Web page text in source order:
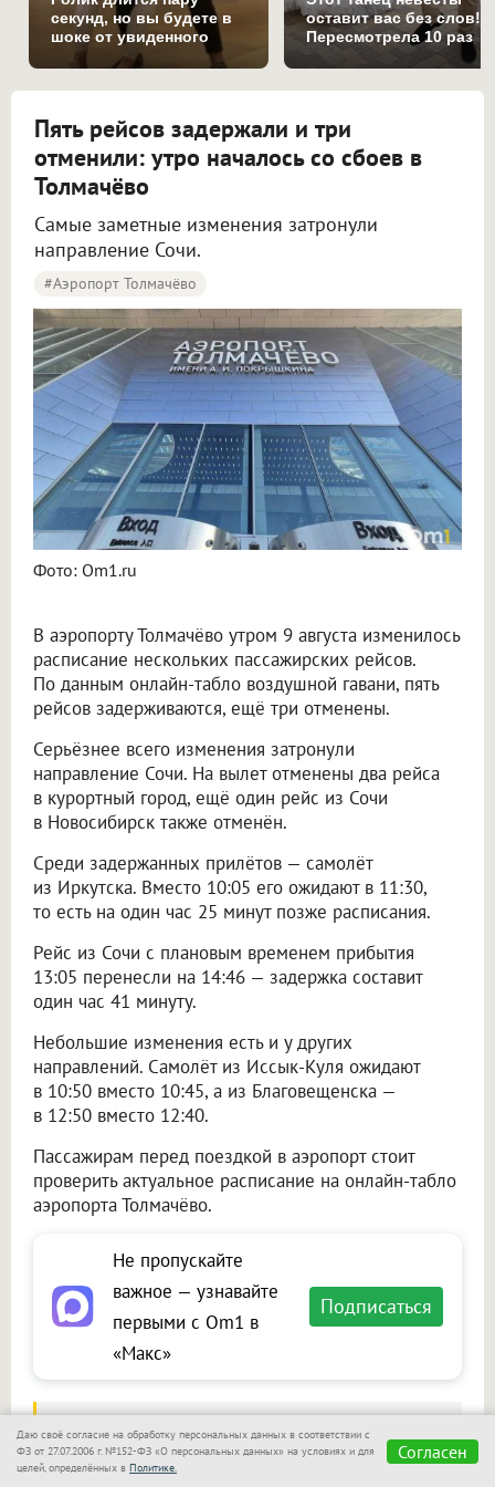
секунд, но вы будете в
шоке от увиденного
оставит вас без слов!
Пересмотрела 10 раз
Пять рейсов задержали и три
отменили: утро началось со сбоев в
Толмачёво
Самые заметные изменения затронули
направление Сочи.
#Аэропорт Толмачёво
Фото: Om1.ru
В аэропорту Толмачёво утром 9 августа изменилось
расписание нескольких пассажирских рейсов.
По данным онлайн-табло воздушной гавани, пять
рейсов задерживаются, ещё три отменены.
Серьёзнее всего изменения затронули
направление Сочи. На вылет отменены два рейса
в курортный город, ещё один рейс из Сочи
в Новосибирск также отменён.
Среди задержанных прилётов — самолёт
из Иркутска. Вместо 10:05 его ожидают в 11:30,
то есть на один час 25 минут позже расписания.
Рейс из Сочи с плановым временем прибытия
13:05 перенесли на 14:46 — задержка составит
один час 41 минуту.
Небольшие изменения есть и у других
направлений. Самолёт из Иссык-Куля ожидают
в 10:50 вместо 10:45, а из Благовещенска —
в 12:50 вместо 12:40.
Пассажирам перед поездкой в аэропорт стоит
проверить актуальное расписание на онлайн-табло
аэропорта Толмачёво.
Не пропускайте
важное — узнавайте
первыми с Om1 в
«Макс»
Подписаться
Необычный сувенир из Вьетнама обернулся
Даю своё согласие на обработку персональных данных в соответствии с
ФЗ от 27.07.2006 г. №152-ФЗ «О персональных данных» на условиях и для
целей, определённых в Политике.
Согласен